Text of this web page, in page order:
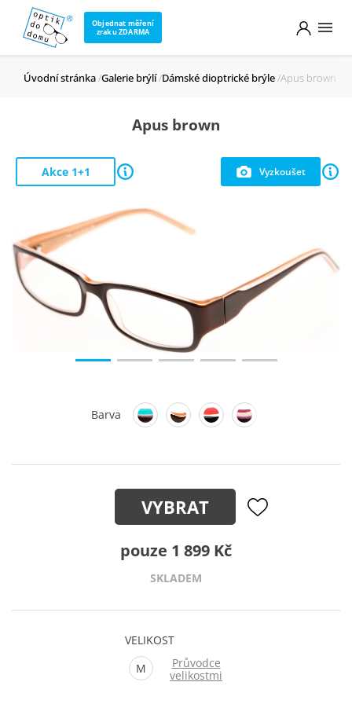
Objednat měření
zraku ZDARMA
Úvodní stránka Galerie brýlí Dámské dioptrické brýle Apus brown
Apus brown
Vyzkoušet
Akce 1+1
Barva
VYBRAT
pouze 1 899 Kč
SKLADEM
VELIKOST
M
Průvodce
velikostmi